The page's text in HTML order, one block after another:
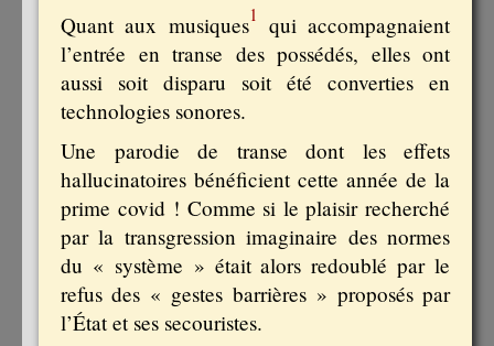
Quant aux musiques1
qui accompagnaient
l’entrée en transe des possédés, elles ont
aussi soit disparu soit été converties en
technologies sonores.
Une parodie de transe dont les effets
hallucinatoires bénéficient cette année de la
prime covid ! Comme si le plaisir recherché
par la transgression imaginaire des normes
du « système » était alors redoublé par le
refus des « gestes barrières » proposés par
l’État et ses secouristes.